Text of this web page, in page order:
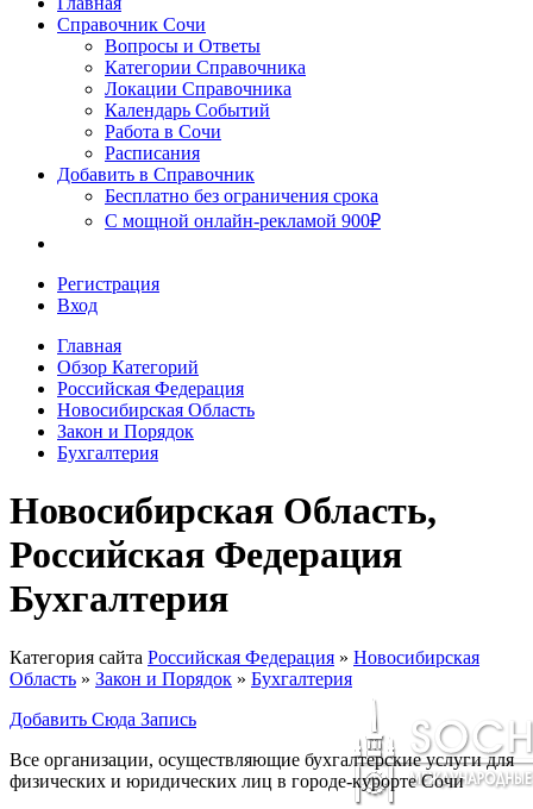
Сочи
Справочник Сочи
Вопросы и Ответы
Категории Справочника
Локации Справочника
Календарь Событий
Работа в Сочи
Расписания
Добавить в Справочник
Бесплатно без ограничения срока
С мощной онлайн-рекламой 900₽
Регистрация
Вход
Главная
Обзор Категорий
Российская Федерация
Новосибирская Область
Закон и Порядок
Бухгалтерия
Новосибирская Область,
Российская Федерация
Бухгалтерия
Категория сайта Российская Федерация » Новосибирская
Область » Закон и Порядок » Бухгалтерия
Добавить Сюда Запись
Все организации, осуществляющие бухгалтерские услуги для
физических и юридических лиц в городе-курорте Сочи